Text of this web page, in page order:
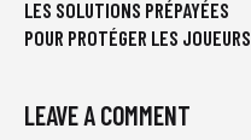
LES SOLUTIONS PRÉPAYÉES
POUR PROTÉGER LES JOUEURS
LEAVE A COMMENT